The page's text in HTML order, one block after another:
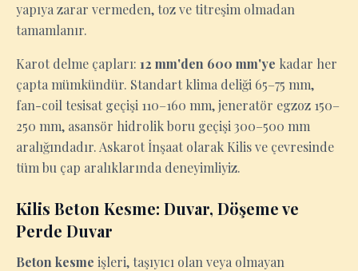
yapıya zarar vermeden, toz ve titreşim olmadan
tamamlanır.
Karot delme çapları: 12 mm'den 600 mm'ye kadar her
çapta mümkündür. Standart klima deliği 65–75 mm,
fan-coil tesisat geçişi 110–160 mm, jeneratör egzoz 150–
250 mm, asansör hidrolik boru geçişi 300–500 mm
aralığındadır. Askarot İnşaat olarak Kilis ve çevresinde
tüm bu çap aralıklarında deneyimliyiz.
Kilis Beton Kesme: Duvar, Döşeme ve
Perde Duvar
Beton kesme işleri, taşıyıcı olan veya olmayan